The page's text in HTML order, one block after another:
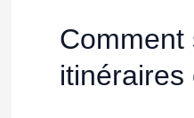
Comment
itinéraires